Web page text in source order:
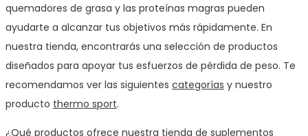
quemadores de grasa y las proteínas magras pueden
ayudarte a alcanzar tus objetivos más rápidamente. En
nuestra tienda, encontrarás una selección de productos
diseñados para apoyar tus esfuerzos de pérdida de peso. Te
recomendamos ver las siguientes categorías y nuestro
producto thermo sport.
¿Qué productos ofrece nuestra tienda de suplementos